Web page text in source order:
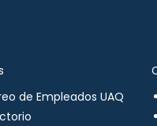
de Empleados UAQ